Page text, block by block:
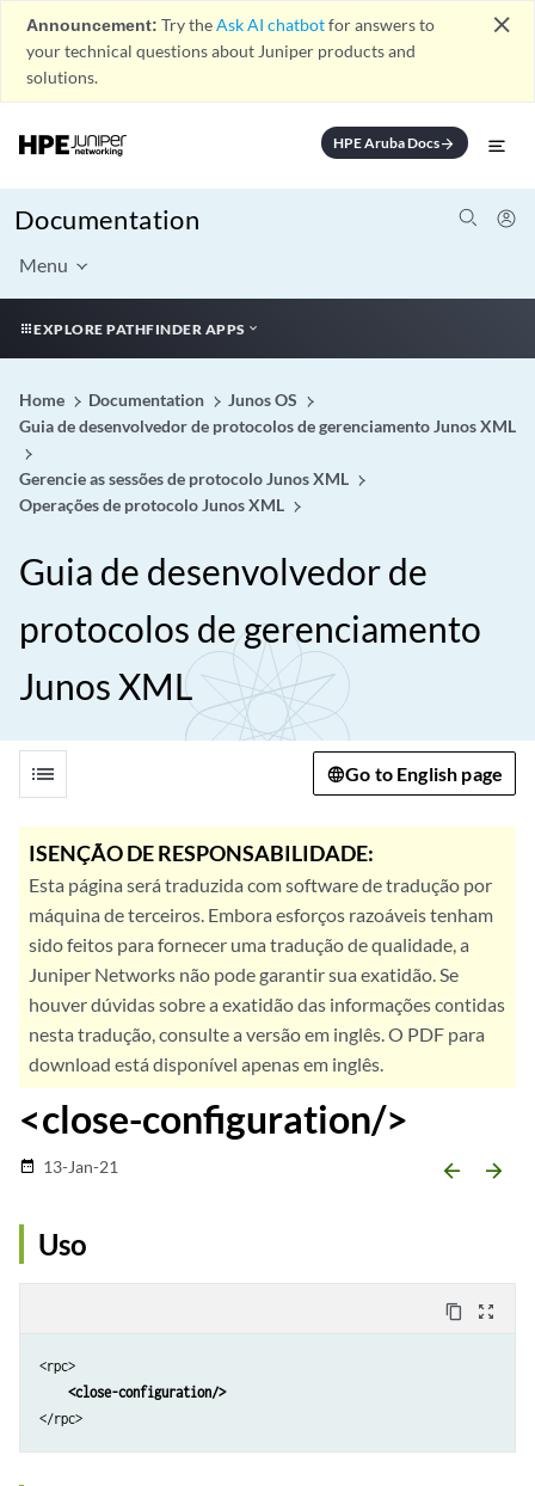
Announcement: Try theAsk AI chatbotfor answers to
your technical questions about Juniper products and
solutions.
close
HPE Aruba Docsarrow_forward
Documentation
Menu
EXPLORE PATHFINDER APPS
Home Documentation
Junos OS
Guia de desenvolvedor de protocolos de gerenciamento Junos XML
Gerencie as sessões de protocolo Junos XML
Operações de protocolo Junos XML
Guia de desenvolvedor de
protocolos de gerenciamento
Junos XML
list Go to English page
ISENÇÃO DE RESPONSABILIDADE:
Esta página será traduzida com software de tradução por
máquina de terceiros. Embora esforços razoáveis tenham
sido feitos para fornecer uma tradução de qualidade, a
Juniper Networks não pode garantir sua exatidão. Se
houver dúvidas sobre a exatidão das informações contidas
nesta tradução, consulte a versão em inglês. O PDF para
download está disponível apenas em inglês.
<close-configuration/>
date_range 13-Jan-21 arrow_backward arrow_forward
Uso
content_copy zoom_out_map
<rpc>
<close-configuration/>